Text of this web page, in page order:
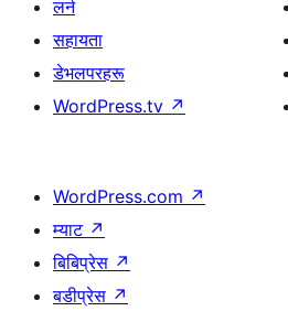
लर्न
सहायता
डेभलपरहरू
WordPress.tv ↗
WordPress.com ↗
म्याट ↗
बिबिप्रेस ↗
बडीप्रेस ↗